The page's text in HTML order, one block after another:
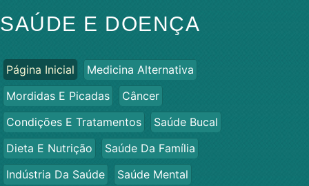
SAÚDE E DOENÇA
Página Inicial
Medicina Alternativa
Mordidas E Picadas
Câncer
Condições E Tratamentos
Saúde Bucal
Dieta E Nutrição
Saúde Da Família
Indústria Da Saúde
Saúde Mental